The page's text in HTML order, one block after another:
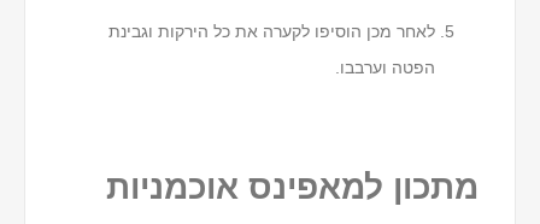
לאחר מכן הוסיפו לקערה את כל הירקות וגבינת
הפטה וערבבו.
מתכון למאפינס אוכמניות